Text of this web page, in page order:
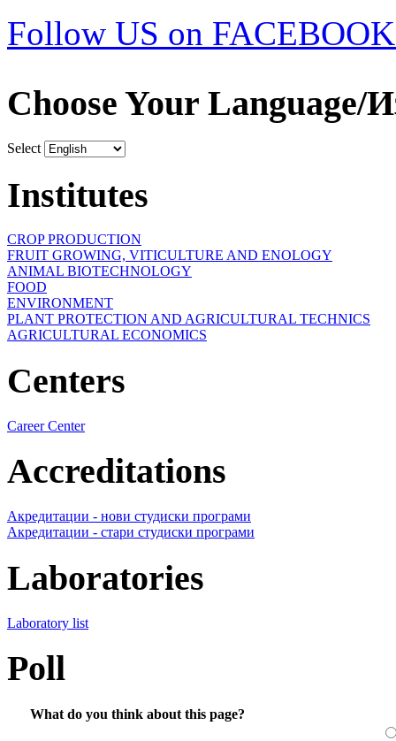
Follow US on
Choose Your Language/
Select
Institutes
CROP PRODUCTION
FRUIT GROWING, VITICULTURE AND ENOLOGY
ANIMAL BIOTECHNOLOGY
FOOD
ENVIRONMENT
PLANT PROTECTION AND AGRICULTURAL TECHNICS
AGRICULTURAL ECONOMICS
Centers
Career Center
Accreditations
Акредитации - нови студиски програми
Акредитации - стари студиски програми
Laboratories
Laboratory list
Poll
What do you think about this page?